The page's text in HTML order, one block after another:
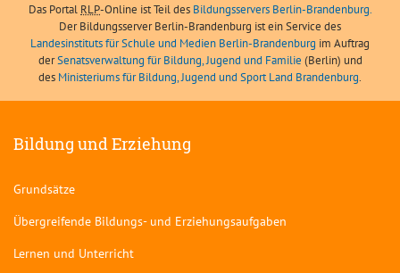
Das Portal RLP-Online ist Teil des Bildungsservers Berlin-Brandenburg.
Der Bildungsserver Berlin-Brandenburg ist ein Service des
Landesinstituts für Schule und Medien Berlin-Brandenburg im Auftrag
derSenatsverwaltung für Bildung, Jugend und Familie (Berlin) und
des Ministeriums für Bildung, Jugend und Sport Land Brandenburg.
Bildung und Erziehung
Grundsätze
Übergreifende Bildungs- und Erziehungsaufgaben
Lernen und Unterricht